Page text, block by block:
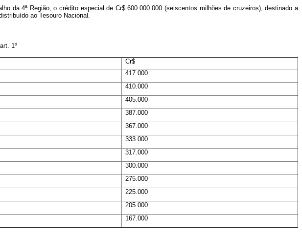
da 4ª Região, o crédito especial de Cr$ 600.000.000 (seiscentos milhões de cruzeiros), destinado a
ao Tesouro Nacional.
1º
Cr$
417.000
410.000
405.000
387.000
367.000
333.000
317.000
300.000
275.000
225.000
205.000
167.000